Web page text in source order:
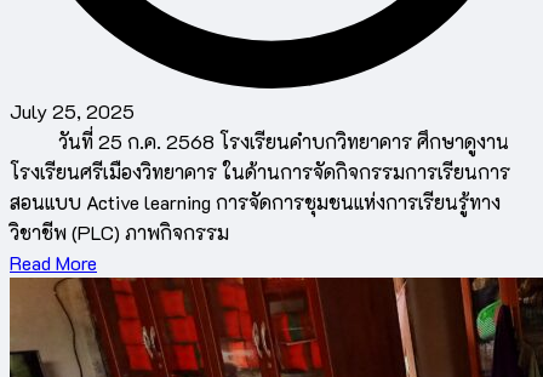
July 25, 2025
วันที่ 25 ก.ค. 2568 โรงเรียนคำบกวิทยาคาร ศึกษาดูงาน
โรงเรียนศรีเมืองวิทยาคาร ในด้านการจัดกิจกรรมการเรียนการ
สอนแบบ Active learning การจัดการชุมชนแห่งการเรียนรู้ทาง
วิชาชีพ (PLC) ภาพกิจกรรม
Read More